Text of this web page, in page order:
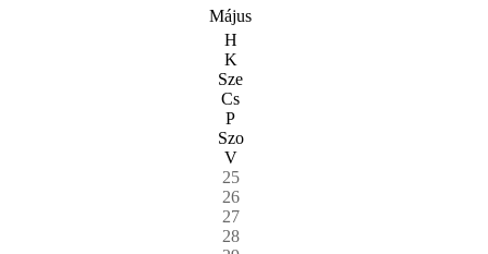
Május
H
K
Sze
Cs
P
Szo
V
25
26
27
28